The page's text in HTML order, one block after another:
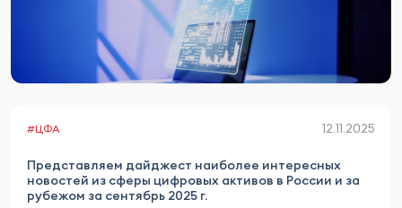
#ЦФА 12.11.2025
Представляем дайджест наиболее интересных
новостей из сферы цифровых активов в России и за
рубежом за сентябрь 2025 г.